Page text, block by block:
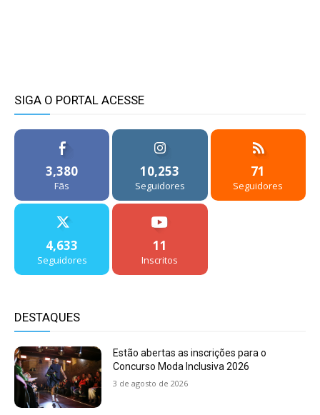
SIGA O PORTAL ACESSE
3,380
Fãs
10,253
Seguidores
71
Seguidores
4,633
Seguidores
11
Inscritos
DESTAQUES
Estão abertas as inscrições para o
Concurso Moda Inclusiva 2026
3 de agosto de 2026